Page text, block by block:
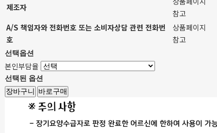
제조자
참고
A/S 책임자와 전화번호 또는 소비자상담 관련 전화번
호
상품페이지
참고
선택옵션
본인부담율
선택된 옵션
장바구니 바로구매